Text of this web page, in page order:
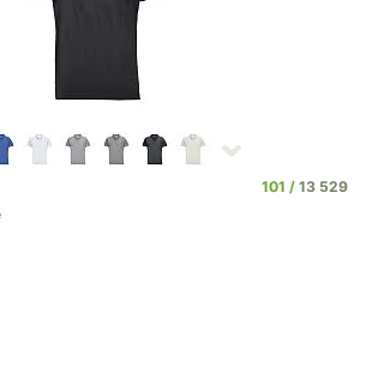
101
13 529